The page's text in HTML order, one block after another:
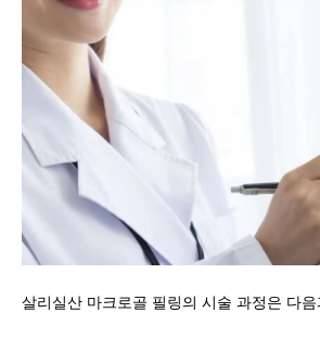
살리실산 마크로골 필링의 시술 과정은 다음